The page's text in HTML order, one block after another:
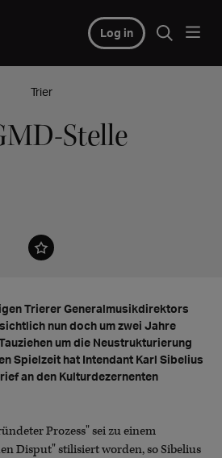
Log in
Trier
Stelle
Trierer Generalmusikdirektors
nun doch um zwei Jahre
um die Neustrukturierung
Spielzeit hat Intendant Karl Sibelius
an den Kulturdezernenten
Prozess" sei zu einem
Disput" stilisiert worden, so Sibelius